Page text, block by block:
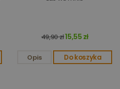
49,90 zł15,55 zł
Opis Do koszyka